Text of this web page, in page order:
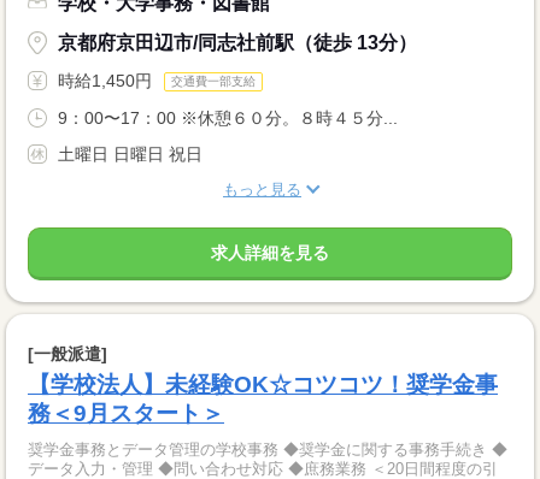
京都府京田辺市/同志社前駅（徒歩 13分）
時給1,450円 交通費一部支給
9：00〜17：00 ※休憩６０分。８時４５分...
土曜日 日曜日 祝日
もっと見る
求人詳細を見る
[一般派遣]
【学校法人】未経験OK☆コツコツ！奨学金事
務＜9月スタート＞
奨学金事務とデータ管理の学校事務 ◆奨学金に関する事務手続き ◆
データ入力・管理 ◆問い合わせ対応 ◆庶務業務 ＜20日間程度の引